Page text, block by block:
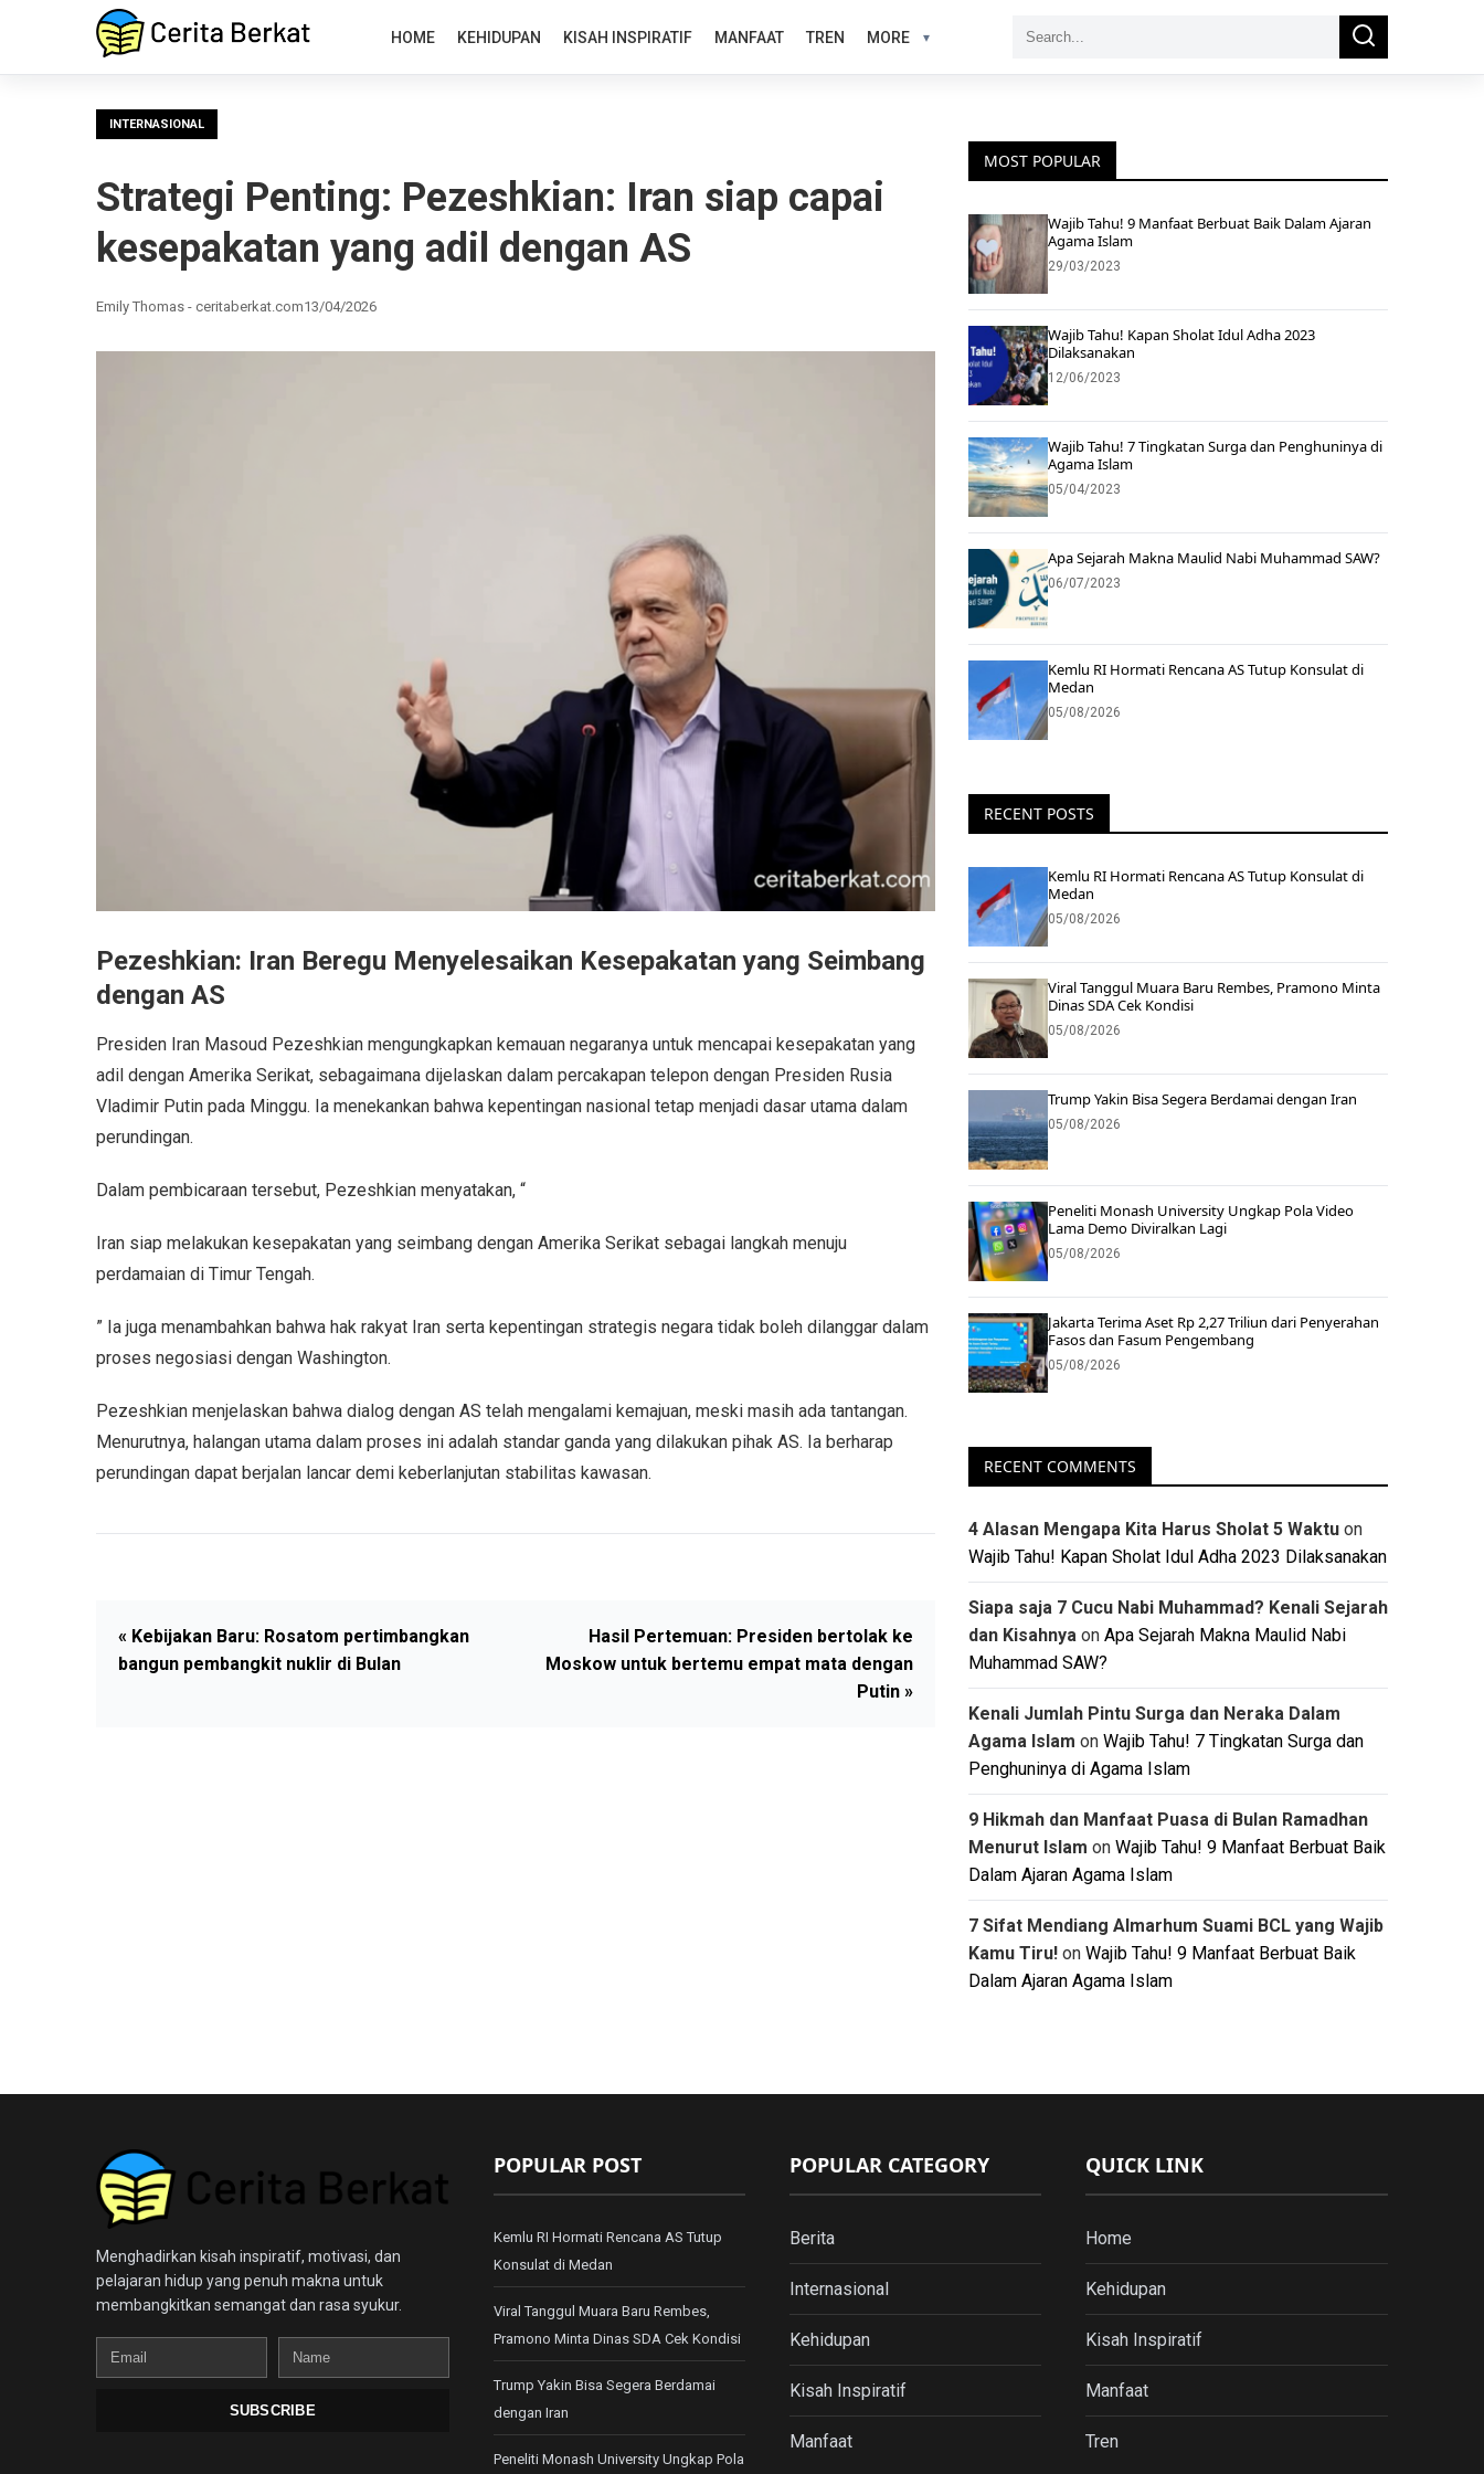
HOME KEHIDUPAN KISAH INSPIRATIF MANFAAT TREN MORE
Search
Search
INTERNASIONAL
Strategi Penting: Pezeshkian: Iran siap capai
kesepakatan yang adil dengan AS
Emily Thomas - ceritaberkat.com13/04/2026
Pezeshkian: Iran Beregu Menyelesaikan Kesepakatan yang Seimbang
dengan AS
Presiden Iran Masoud Pezeshkian mengungkapkan kemauan negaranya untuk mencapai kesepakatan yang
adil dengan Amerika Serikat, sebagaimana dijelaskan dalam percakapan telepon dengan Presiden Rusia
Vladimir Putin pada Minggu. Ia menekankan bahwa kepentingan nasional tetap menjadi dasar utama dalam
perundingan.
Dalam pembicaraan tersebut, Pezeshkian menyatakan, “
Iran siap melakukan kesepakatan yang seimbang dengan Amerika Serikat sebagai langkah menuju
perdamaian di Timur Tengah.
” Ia juga menambahkan bahwa hak rakyat Iran serta kepentingan strategis negara tidak boleh dilanggar dalam
proses negosiasi dengan Washington.
Pezeshkian menjelaskan bahwa dialog dengan AS telah mengalami kemajuan, meski masih ada tantangan.
Menurutnya, halangan utama dalam proses ini adalah standar ganda yang dilakukan pihak AS. Ia berharap
perundingan dapat berjalan lancar demi keberlanjutan stabilitas kawasan.
« Kebijakan Baru: Rosatom pertimbangkan
bangun pembangkit nuklir di Bulan
Hasil Pertemuan: Presiden bertolak ke
Moskow untuk bertemu empat mata dengan
Putin »
MOST POPULAR
Wajib Tahu! 9 Manfaat Berbuat Baik Dalam Ajaran
Agama Islam
29/03/2023
Wajib Tahu! Kapan Sholat Idul Adha 2023
Dilaksanakan
12/06/2023
Wajib Tahu! 7 Tingkatan Surga dan Penghuninya di
Agama Islam
05/04/2023
Apa Sejarah Makna Maulid Nabi Muhammad SAW?
06/07/2023
Kemlu RI Hormati Rencana AS Tutup Konsulat di
Medan
05/08/2026
RECENT POSTS
Kemlu RI Hormati Rencana AS Tutup Konsulat di
Medan
05/08/2026
Viral Tanggul Muara Baru Rembes, Pramono Minta
Dinas SDA Cek Kondisi
05/08/2026
Trump Yakin Bisa Segera Berdamai dengan Iran
05/08/2026
Peneliti Monash University Ungkap Pola Video
Lama Demo Diviralkan Lagi
05/08/2026
Jakarta Terima Aset Rp 2,27 Triliun dari Penyerahan
Fasos dan Fasum Pengembang
05/08/2026
RECENT COMMENTS
4 Alasan Mengapa Kita Harus Sholat 5 Waktu on
Wajib Tahu! Kapan Sholat Idul Adha 2023 Dilaksanakan
Siapa saja 7 Cucu Nabi Muhammad? Kenali Sejarah
dan Kisahnya on Apa Sejarah Makna Maulid Nabi
Muhammad SAW?
Kenali Jumlah Pintu Surga dan Neraka Dalam
Agama Islam on Wajib Tahu! 7 Tingkatan Surga dan
Penghuninya di Agama Islam
9 Hikmah dan Manfaat Puasa di Bulan Ramadhan
Menurut Islam on Wajib Tahu! 9 Manfaat Berbuat Baik
Dalam Ajaran Agama Islam
7 Sifat Mendiang Almarhum Suami BCL yang Wajib
Kamu Tiru! on Wajib Tahu! 9 Manfaat Berbuat Baik
Dalam Ajaran Agama Islam
Menghadirkan kisah inspiratif, motivasi, dan
pelajaran hidup yang penuh makna untuk
membangkitkan semangat dan rasa syukur.
Email
Name
SUBSCRIBE
POPULAR POST
Kemlu RI Hormati Rencana AS Tutup
Konsulat di Medan
Viral Tanggul Muara Baru Rembes,
Pramono Minta Dinas SDA Cek Kondisi
Trump Yakin Bisa Segera Berdamai
dengan Iran
Peneliti Monash University Ungkap Pola
POPULAR CATEGORY
Berita
Internasional
Kehidupan
Kisah Inspiratif
Manfaat
QUICK LINK
Home
Kehidupan
Kisah Inspiratif
Manfaat
Tren